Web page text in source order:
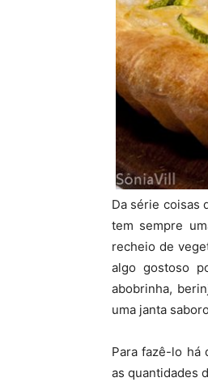
Da série coisas
tem sempre
recheio de
algo gostoso
abobrinha,
uma janta
Para fazê-lo há
as quantidades